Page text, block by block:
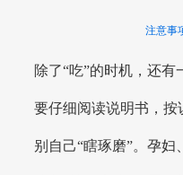
注意事
除了“吃”的时机，还有
要仔细阅读说明书，按
别自己“瞎琢磨”。孕妇